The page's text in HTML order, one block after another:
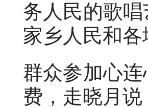
务人民的歌
家乡人民和各
群众参加心
费，走晓月说